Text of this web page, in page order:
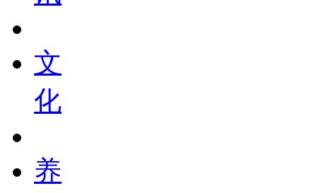
文
化
养